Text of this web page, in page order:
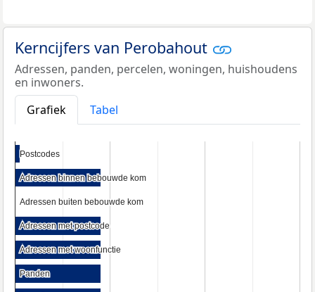
Kerncijfers van Perobahout
Adressen, panden, percelen, woningen, huishoudens
en inwoners.
Grafiek
Tabel
Postcodes
Postcodes
Adressen binnen bebouwde kom
Adressen binnen bebouwde kom
Adressen buiten bebouwde kom
Adressen buiten bebouwde kom
Adressen met postcode
Adressen met postcode
Adressen met woonfunctie
Adressen met woonfunctie
Panden
Panden